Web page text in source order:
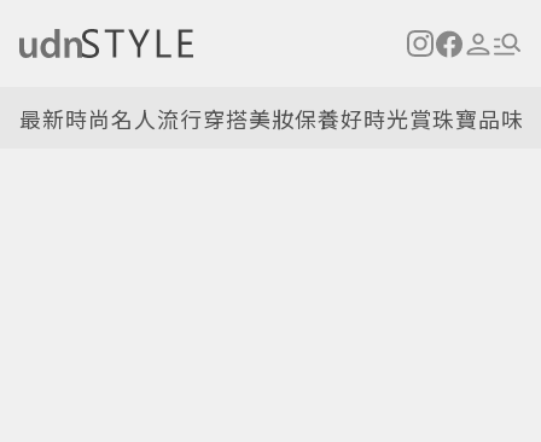
最新時尚名人流行穿搭美妝保養好時光賞珠寶品味